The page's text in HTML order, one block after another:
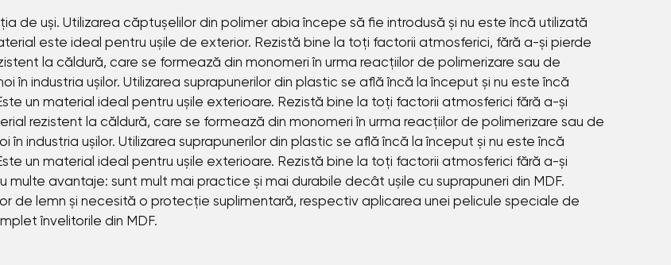
de uși. Utilizarea căptușelilor din polimer abia începe să fie introdusă și nu este încă utilizată
este ideal pentru ușile de exterior. Rezistă bine la toți factorii atmosferici, fără a-și pierde
la căldură, care se formează din monomeri în urma reacțiilor de polimerizare sau de
în industria ușilor. Utilizarea suprapunerilor din plastic se află încă la început și nu este încă
un material ideal pentru ușile exterioare. Rezistă bine la toți factorii atmosferici fără a-și
rezistent la căldură, care se formează din monomeri în urma reacțiilor de polimerizare sau de
în industria ușilor. Utilizarea suprapunerilor din plastic se află încă la început și nu este încă
un material ideal pentru ușile exterioare. Rezistă bine la toți factorii atmosferici fără a-și
avantaje: sunt mult mai practice și mai durabile decât ușile cu suprapuneri din MDF.
de lemn și necesită o protecție suplimentară, respectiv aplicarea unei pelicule speciale de
învelitorile din MDF.